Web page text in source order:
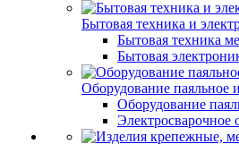
Бытовая техника и
Бытовая техника
Бытовая
Оборудование паяльное
Оборудование
Электросварочное